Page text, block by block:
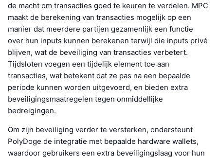
de macht om transacties goed te keuren te verdelen. MPC
maakt de berekening van transacties mogelijk op een
manier dat meerdere partijen gezamenlijk een functie
over hun inputs kunnen berekenen terwijl die inputs privé
blijven, wat de beveiliging van transacties verbetert.
Tijdsloten voegen een tijdelijk element toe aan
transacties, wat betekent dat ze pas na een bepaalde
periode kunnen worden uitgevoerd, en bieden extra
beveiligingsmaatregelen tegen onmiddellijke
bedreigingen.
Om zijn beveiliging verder te versterken, ondersteunt
PolyDoge de integratie met bepaalde hardware wallets,
waardoor gebruikers een extra beveiligingslaag voor hun